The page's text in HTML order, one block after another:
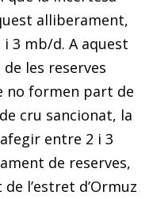
alliberament,
3 mb/d. A aquest
les reserves
no formen part de
cru sancionat, la
entre 2 i 3
de reserves,
l’estret d’Ormuz